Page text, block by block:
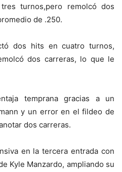
turnos,pero remolcó dos
de .250.
dos hits en cuatro turnos,
dos carreras, lo que le
temprana gracias a un
y un error en el fildeo de
dos carreras.
en la tercera entrada con
Kyle Manzardo, ampliando su